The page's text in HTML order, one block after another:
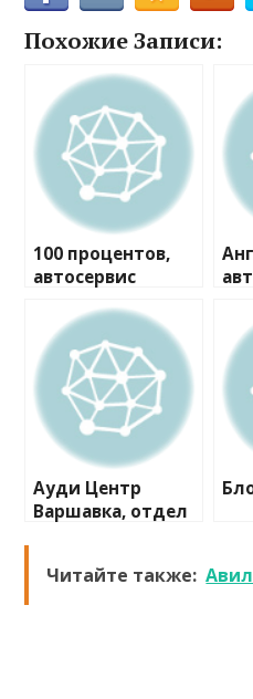
Похожие Записи:
100 процентов,
автосервис
Ауди Центр
Варшавка, отдел
Читайте также: